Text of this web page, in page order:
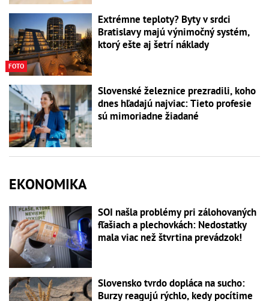
FOTO
Extrémne teploty? Byty v srdci
Bratislavy majú výnimočný systém,
ktorý ešte aj šetrí náklady
Slovenské železnice prezradili, koho
dnes hľadajú najviac: Tieto profesie
sú mimoriadne žiadané
EKONOMIKA
SOI našla problémy pri zálohovaných
fľašiach a plechovkách: Nedostatky
mala viac než štvrtina prevádzok!
Slovensko tvrdo dopláca na sucho:
Burzy reagujú rýchlo, kedy pocítime